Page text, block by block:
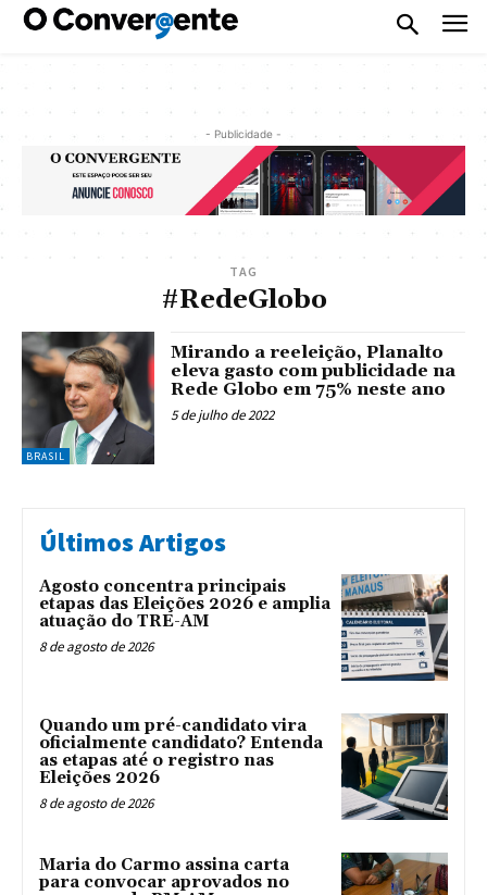
- Publicidade -
TAG
#RedeGlobo
BRASIL
Mirando a reeleição, Planalto
eleva gasto com publicidade na
Rede Globo em 75% neste ano
5 de julho de 2022
Últimos Artigos
Agosto concentra principais
etapas das Eleições 2026 e amplia
atuação do TRE-AM
8 de agosto de 2026
Quando um pré-candidato vira
oficialmente candidato? Entenda
as etapas até o registro nas
Eleições 2026
8 de agosto de 2026
Maria do Carmo assina carta
para convocar aprovados no